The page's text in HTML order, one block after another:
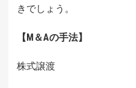
きでしょう。
【M＆Aの手法】
株式譲渡